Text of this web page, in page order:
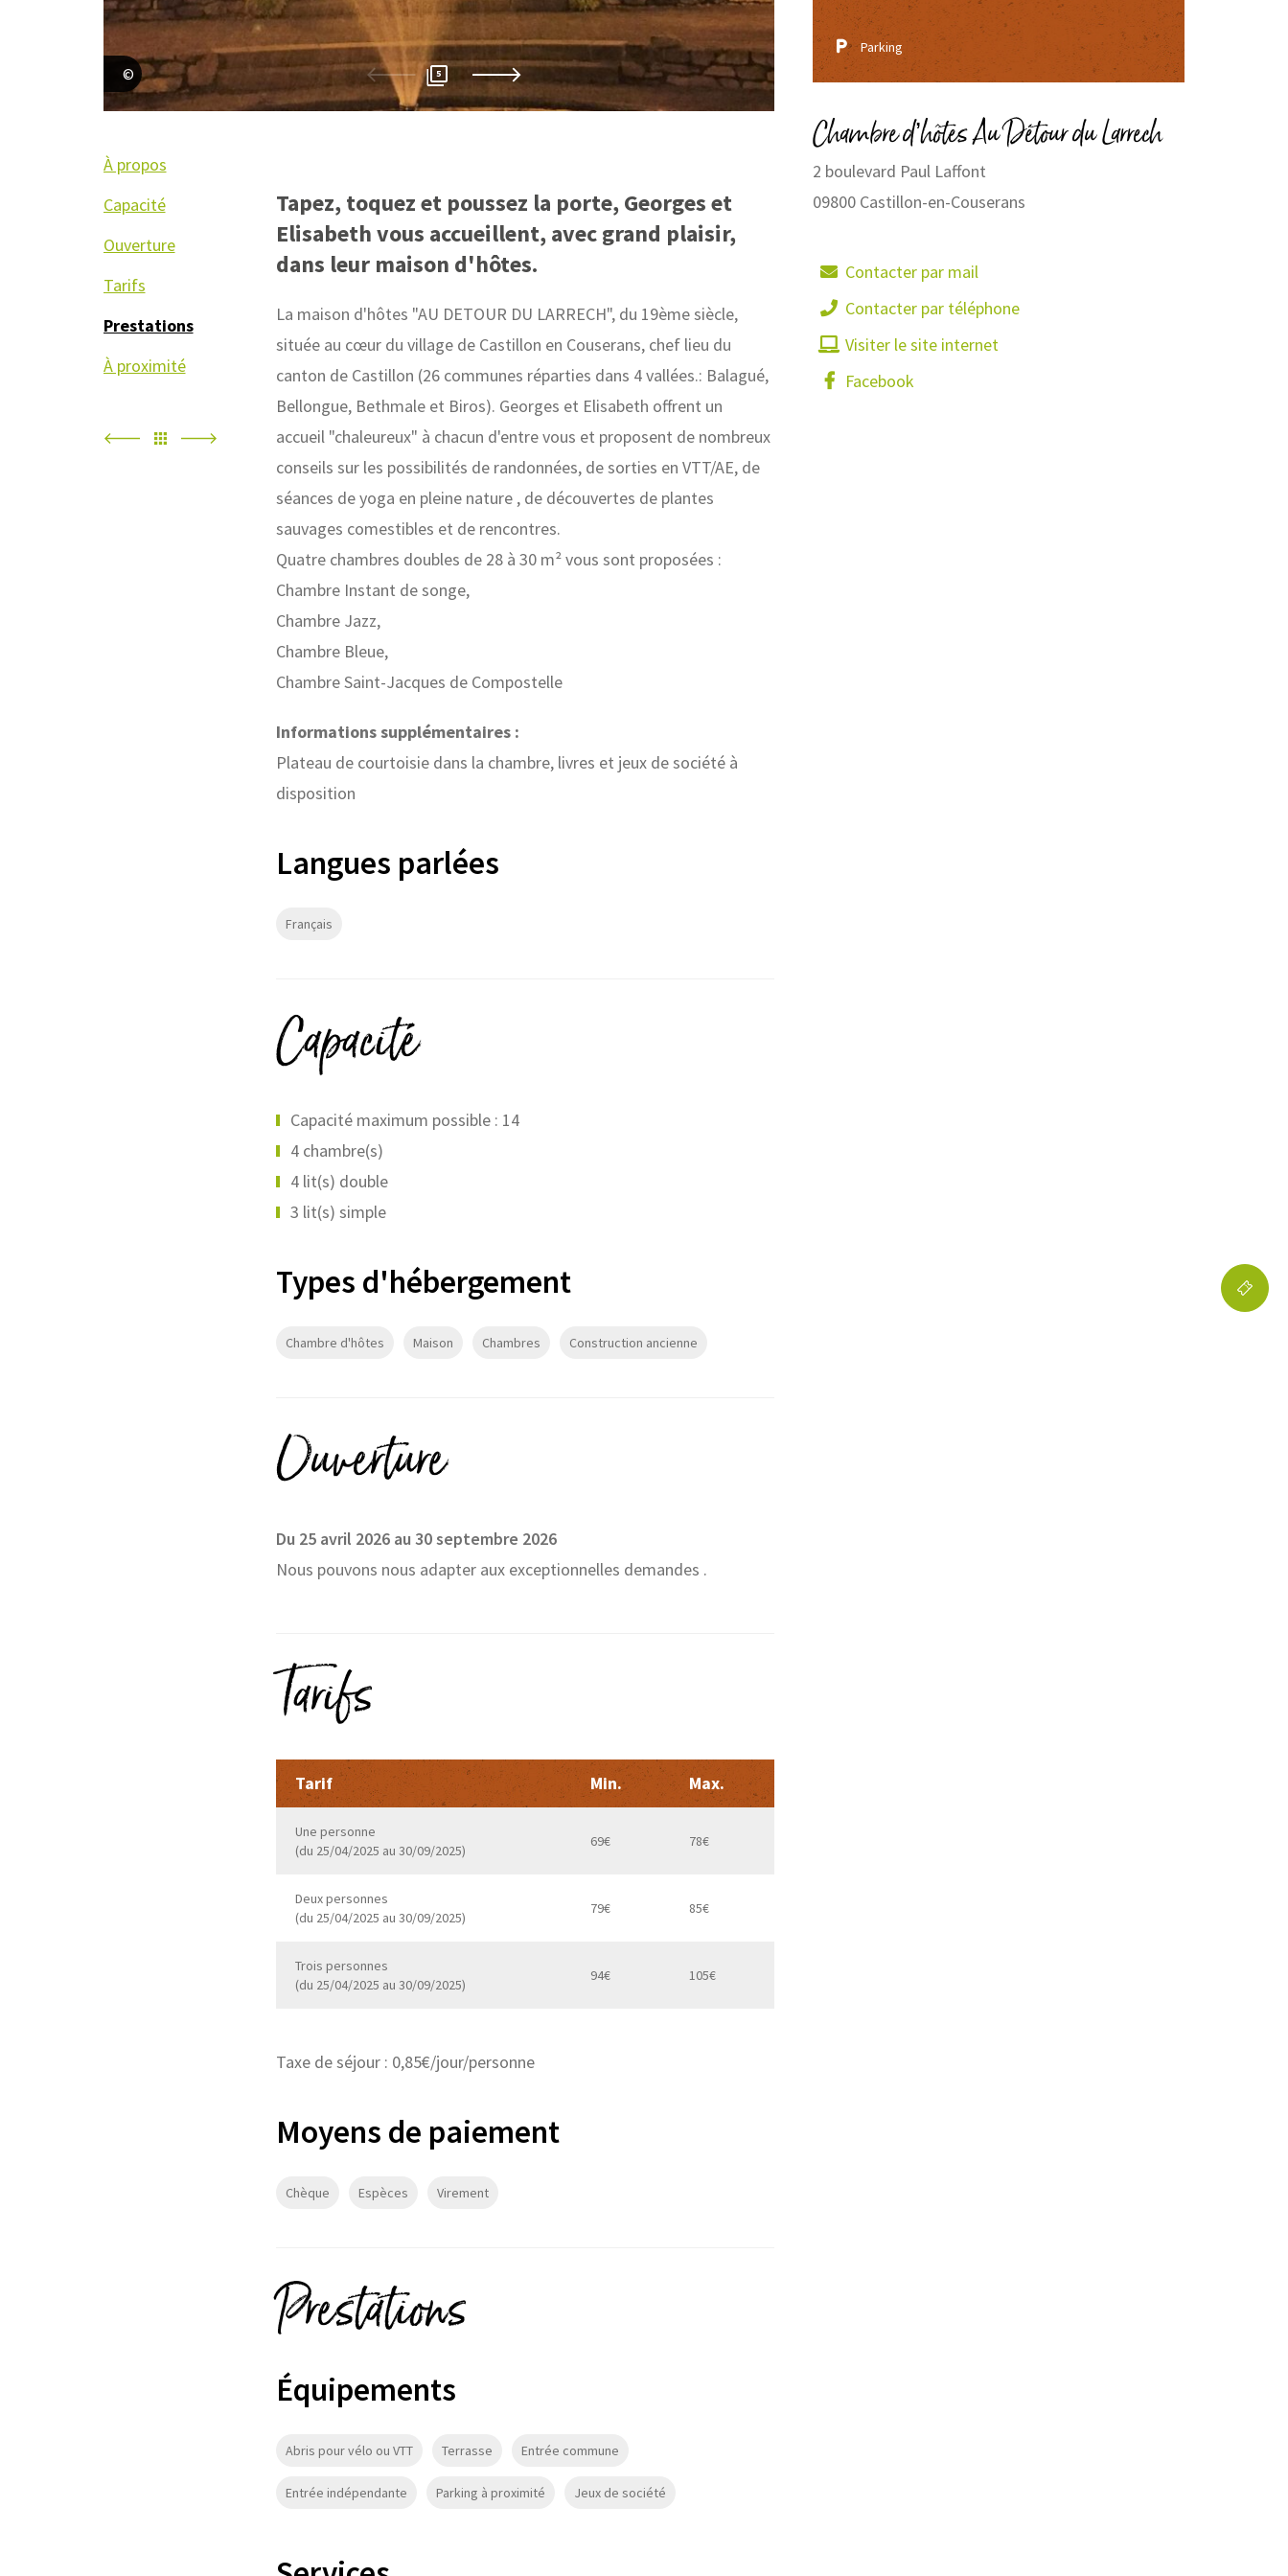
Elisabeth Elisabeth
5
À propos
Capacité
Ouverture
Tarifs
Prestations
À proximité
Tapez, toquez et poussez la porte, Georges et
Elisabeth vous accueillent, avec grand plaisir,
dans leur maison d'hôtes.
La maison d'hôtes "AU DETOUR DU LARRECH", du 19ème siècle,
située au cœur du village de Castillon en Couserans, chef lieu du
canton de Castillon (26 communes réparties dans 4 vallées.: Balagué,
Bellongue, Bethmale et Biros). Georges et Elisabeth offrent un
accueil "chaleureux" à chacun d'entre vous et proposent de nombreux
conseils sur les possibilités de randonnées, de sorties en VTT/AE, de
séances de yoga en pleine nature , de découvertes de plantes
sauvages comestibles et de rencontres.
Quatre chambres doubles de 28 à 30 m² vous sont proposées :
Chambre Instant de songe,
Chambre Jazz,
Chambre Bleue,
Chambre Saint-Jacques de Compostelle
Informations supplémentaires :
Plateau de courtoisie dans la chambre, livres et jeux de société à
disposition
Langues parlées
Français
Capacité
Capacité maximum possible : 14
4 chambre(s)
4 lit(s) double
3 lit(s) simple
Types d'hébergement
Chambre d'hôtes Maison Chambres Construction ancienne
Ouverture
Du 25 avril 2026 au 30 septembre 2026
Nous pouvons nous adapter aux exceptionnelles demandes .
Tarifs
Tarif Min. Max.
Une personne
(du 25/04/2025 au 30/09/2025)
69€ 78€
Deux personnes
(du 25/04/2025 au 30/09/2025)
79€ 85€
Trois personnes
(du 25/04/2025 au 30/09/2025)
94€ 105€
Taxe de séjour : 0,85€/jour/personne
Moyens de paiement
Chèque Espèces Virement
Prestations
Équipements
Abris pour vélo ou VTT Terrasse Entrée commune
Entrée indépendante Parking à proximité Jeux de société
Parking
Chambre d’hôtes Au Détour du Larrech
2 boulevard Paul Laffont
09800 Castillon-en-Couserans
Contacter par mail
Contacter par téléphone
Visiter le site internet
Facebook